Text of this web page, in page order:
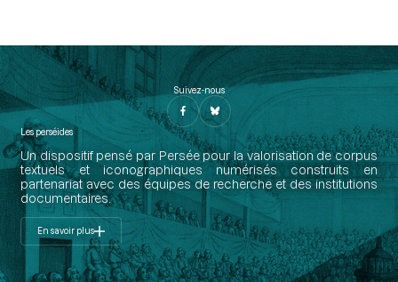
Suivez-nous
Les perséides
Un dispositif pensé par Persée pour la valorisation de corpus
textuels et iconographiques numérisés construits en
partenariat avec des équipes de recherche et des institutions
documentaires.
En savoir plus